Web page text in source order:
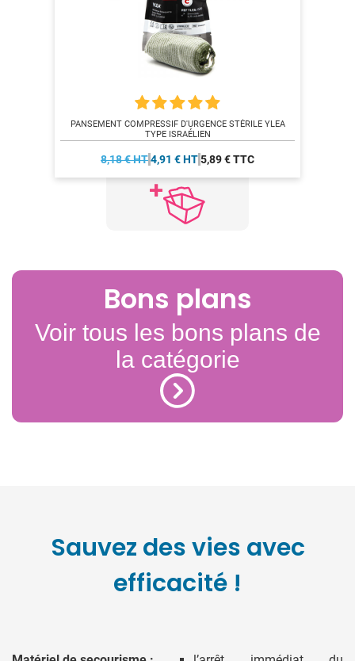
PANSEMENT COMPRESSIF D'URGENCE STÉRILE YLEA
TYPE ISRAÉLIEN
8,18 € HT4,91 € HT5,89 € TTC
Bons plans
Voir tous les bons plans de
la catégorie
Sauvez des vies avec
efficacité !